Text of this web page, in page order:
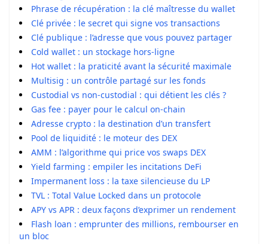
Phrase de récupération : la clé maîtresse du wallet
Clé privée : le secret qui signe vos transactions
Clé publique : l’adresse que vous pouvez partager
Cold wallet : un stockage hors-ligne
Hot wallet : la praticité avant la sécurité maximale
Multisig : un contrôle partagé sur les fonds
Custodial vs non-custodial : qui détient les clés ?
Gas fee : payer pour le calcul on-chain
Adresse crypto : la destination d’un transfert
Pool de liquidité : le moteur des DEX
AMM : l’algorithme qui price vos swaps DEX
Yield farming : empiler les incitations DeFi
Impermanent loss : la taxe silencieuse du LP
TVL : Total Value Locked dans un protocole
APY vs APR : deux façons d’exprimer un rendement
Flash loan : emprunter des millions, rembourser en
un bloc